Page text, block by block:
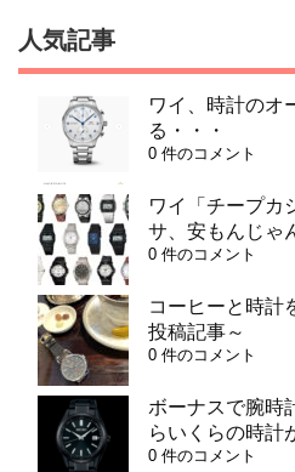
人気記事
ワイ、時計のオ
る・・・
0 件のコメント
ワイ「チープカ
サ、安もんじゃ
0 件のコメント
コーヒーと時計
投稿記事～
0 件のコメント
ボーナスで腕時
らいくらの時計
0 件のコメント